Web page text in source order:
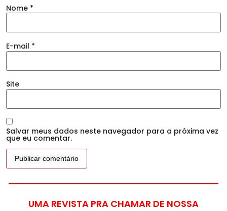
Nome *
E-mail *
Site
Salvar meus dados neste navegador para a próxima vez
que eu comentar.
UMA REVISTA PRA CHAMAR DE NOSSA